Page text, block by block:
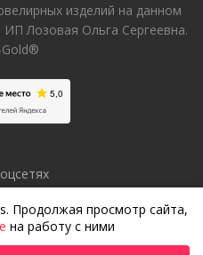
изделий на данном
Лозовая Ольга Сергеевна.
Продолжая просмотр сайта,
на работу с ними